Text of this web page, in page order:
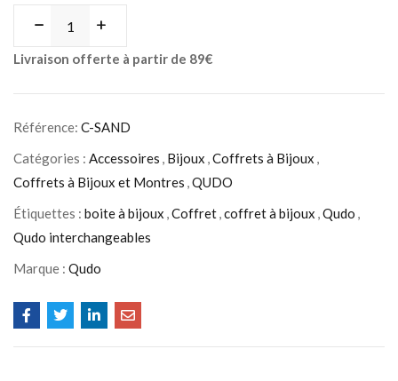
Livraison offerte à partir de 89€
Référence: C-SAND
Catégories : Accessoires , Bijoux ,Coffrets à Bijoux ,
Coffrets à Bijoux et Montres ,QUDO
Étiquettes : boite à bijoux ,Coffret,coffret à bijoux ,Qudo ,
Qudo interchangeables
Marque : Qudo